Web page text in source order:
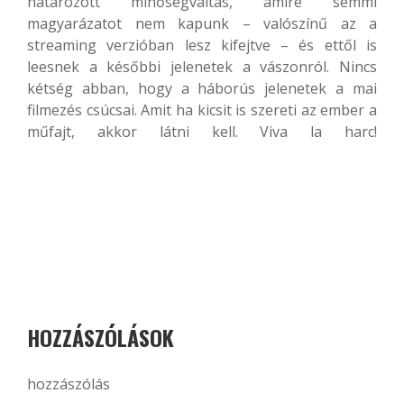
magyarázatot nem kapunk – valószínű az a
streaming verzióban lesz kifejtve – és ettől is
leesnek a későbbi jelenetek a vászonról. Nincs
kétség abban, hogy a háborús jelenetek a mai
filmezés csúcsai. Amit ha kicsit is szereti az ember a
műfajt, akkor látni kell. Viva la harc!
HOZZÁSZÓLÁSOK
hozzászólás